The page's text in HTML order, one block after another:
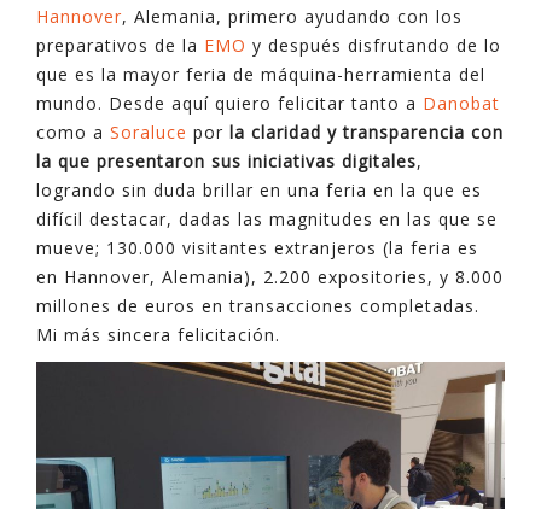
Hannover, Alemania, primero ayudando con los
preparativos de la EMO y después disfrutando de lo
que es la mayor feria de máquina-herramienta del
mundo. Desde aquí quiero felicitar tanto a Danobat
como a Soraluce por la claridad y transparencia con
la que presentaron sus iniciativas digitales,
logrando sin duda brillar en una feria en la que es
difícil destacar, dadas las magnitudes en las que se
mueve; 130.000 visitantes extranjeros (la feria es
en Hannover, Alemania), 2.200 expositories, y 8.000
millones de euros en transacciones completadas.
Mi más sincera felicitación.